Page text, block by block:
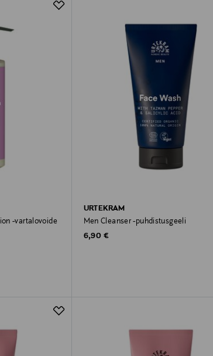
-vartalovoide
URTEKRAM
Men Cleanser -puhdistusgeeli
Original Price
6,90 €